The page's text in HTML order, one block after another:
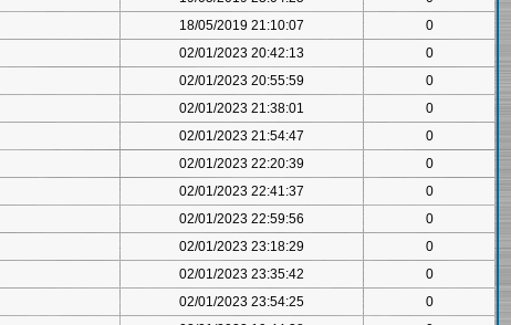
18/05/2019 21:10:07
0
02/01/2023 20:42:13
0
02/01/2023 20:55:59
0
02/01/2023 21:38:01
0
02/01/2023 21:54:47
0
02/01/2023 22:20:39
0
02/01/2023 22:41:37
0
02/01/2023 22:59:56
0
02/01/2023 23:18:29
0
02/01/2023 23:35:42
0
02/01/2023 23:54:25
0